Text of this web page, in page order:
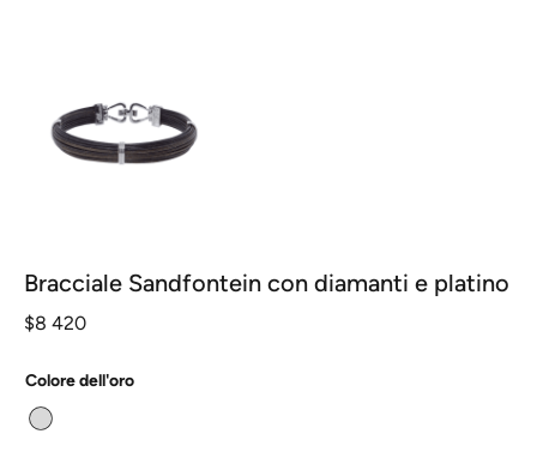
Bracciale Sandfontein con diamanti e platino
$8 420
Colore dell'oro